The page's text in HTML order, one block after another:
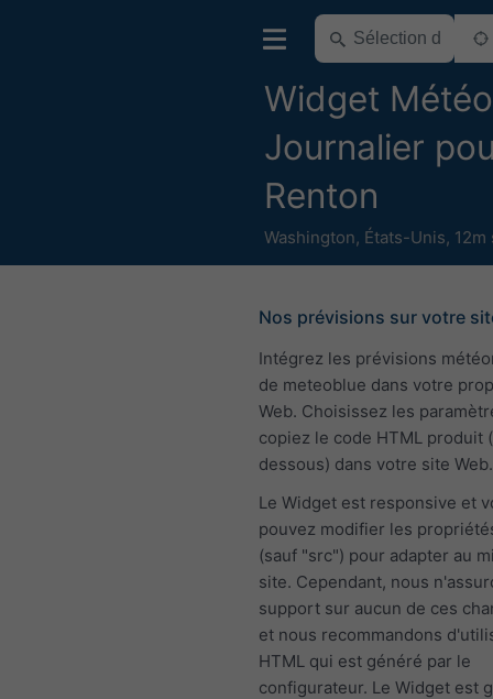
Widget Météo
Journalier
Renton
Washington, États-Unis, 12m
Nos prévisions sur votre
Intégrez les prévisions
de meteoblue dans votre
Web. Choisissez les
copiez le code HTML produit
dessous) dans votre site Web.
Le Widget est responsive et
pouvez modifier les
(sauf "src") pour adapter au
site. Cependant, nous
support sur aucun de ces
et nous recommandons
HTML qui est généré par le
configurateur. Le Widget est